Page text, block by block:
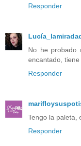
Responder
No he probado
encantado,
Responder
Tengo la paleta,
Responder